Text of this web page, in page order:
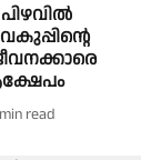
min read